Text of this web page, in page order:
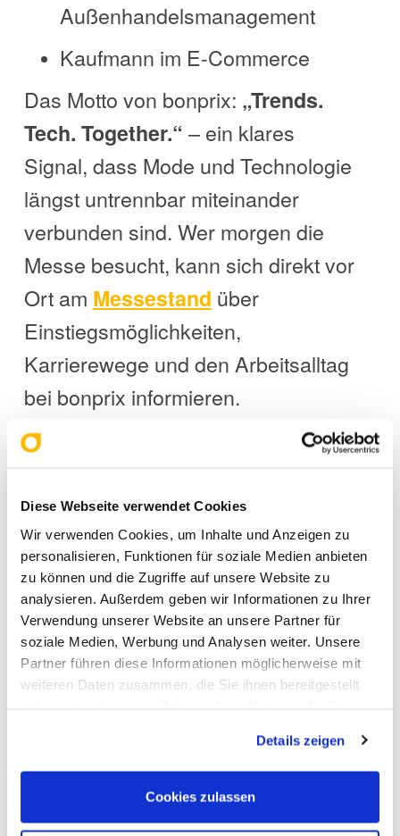
Diese Webseite verwendet Cookies
Wir verwenden Cookies, um Inhalte und Anzeigen zu
personalisieren, Funktionen für soziale Medien anbieten
zu können und die Zugriffe auf unsere Website zu
analysieren. Außerdem geben wir Informationen zu Ihrer
Verwendung unserer Website an unsere Partner für
soziale Medien, Werbung und Analysen weiter. Unsere
Partner führen diese Informationen möglicherweise mit
weiteren Daten zusammen, die Sie ihnen bereitgestellt
Cookies, wenn Sie unsere Webseite weiterhin nutzen.
Details zeigen
Cookies zulassen
Außenhandelsmanagement
Kaufmann im E-Commerce
Das Motto von bonprix: „Trends.
Tech. Together.“ – ein klares
Signal, dass Mode und Technologie
längst untrennbar miteinander
verbunden sind. Wer morgen die
Messe besucht, kann sich direkt vor
Ort am Messestand über
Einstiegsmöglichkeiten,
Karrierewege und den Arbeitsalltag
bei bonprix informieren.
Für alle, die gerade an der Schwelle
bietet dieTraumberuf MINT
einzigartige Gelegenheit, die eigene
Zukunft aktiv zu gestalten. Ob
Studium oder Ausbildung – hier
wartet die Inspiration für den
nächsten großen Schritt.
Dienstag, 4. November
Ort:Sporthalle, Krochmannstraße